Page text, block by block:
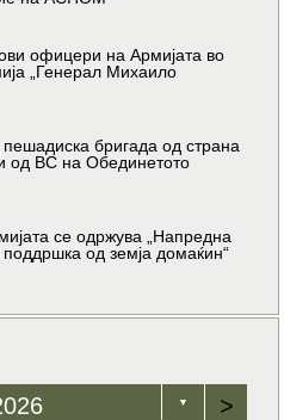
офицери на Армијата во
„Генерал Михаило
бригада од страна
од ВС на Обединетото
се одржува „Напредна
од земја домаќин“
▼ >